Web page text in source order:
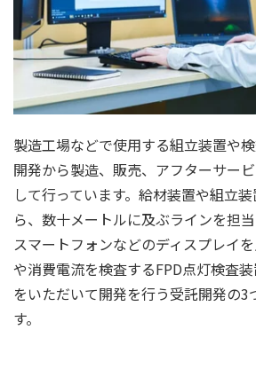
製造工場などで使用する組立装置や
開発から製造、販売、アフターサー
して行っています。給材装置や組立
ら、数十メートルに及ぶラインを担当
スマートフォンなどのディスプレイ
や消費電流を検査するFPD点灯検査
をいただいて開発を行う受託開発の3
す。